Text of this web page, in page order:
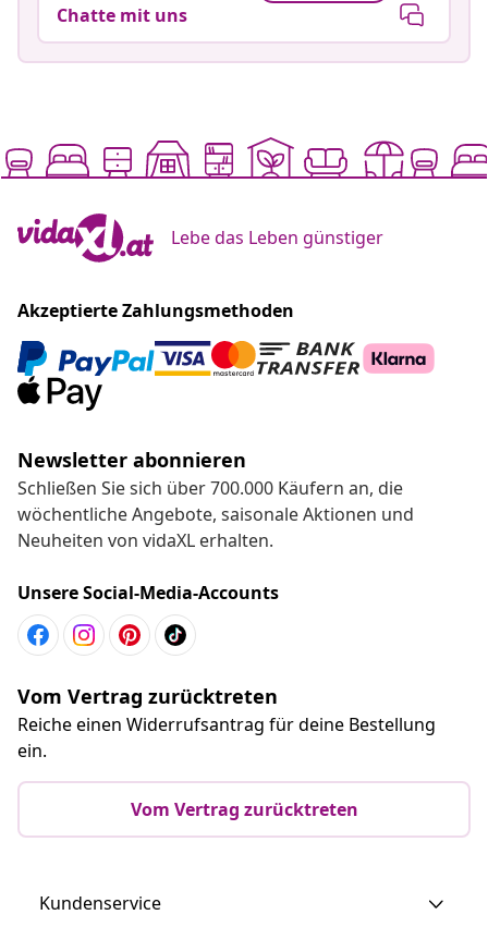
Chatte mit uns
Lebe das Leben günstiger
Akzeptierte Zahlungsmethoden
Newsletter abonnieren
Schließen Sie sich über 700.000 Käufern an, die
wöchentliche Angebote, saisonale Aktionen und
Neuheiten von vidaXL erhalten.
Unsere Social-Media-Accounts
Vom Vertrag zurücktreten
Reiche einen Widerrufsantrag für deine Bestellung
ein.
Vom Vertrag zurücktreten
Kundenservice